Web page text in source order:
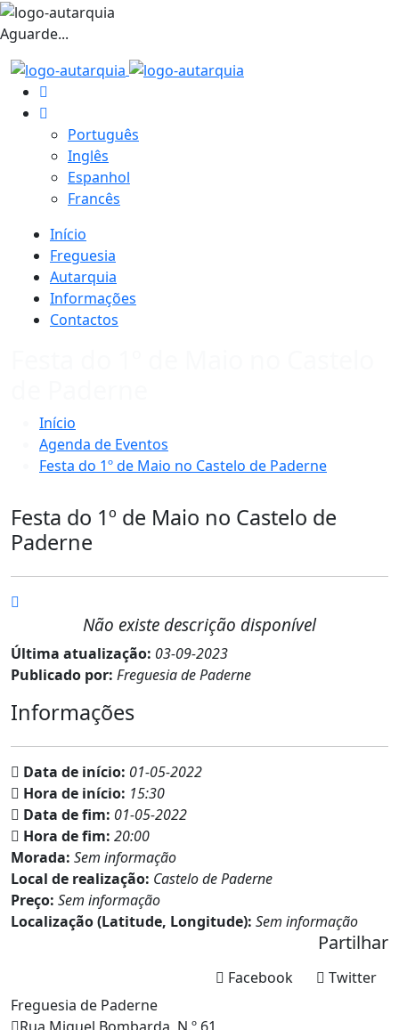
Aguarde...
Português
Inglês
Espanhol
Francês
Início
Freguesia
Autarquia
Informações
Contactos
Início
Agenda de Eventos
Festa do 1º de Maio no Castelo de Paderne
Festa do 1º de Maio no Castelo de
Paderne
Não existe descrição disponível
Última atualização: 03-09-2023
Publicado por: Freguesia de Paderne
Informações
Data de início: 01-05-2022
Hora de início: 15:30
Data de fim: 01-05-2022
Hora de fim: 20:00
Morada: Sem informação
Local de realização: Castelo de Paderne
Preço: Sem informação
Localização (Latitude, Longitude): Sem informação
Partilhar
Twitter
Facebook
Freguesia de Paderne